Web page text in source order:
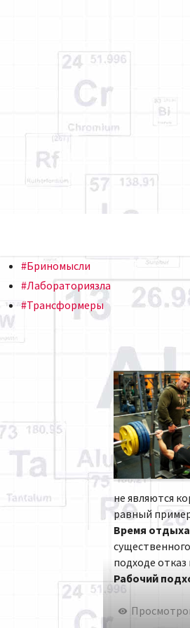
#Бриномысли
#Лабораториязла
#Трансформеры
не являются
равный
Время отдыха
подходе
Рабочий